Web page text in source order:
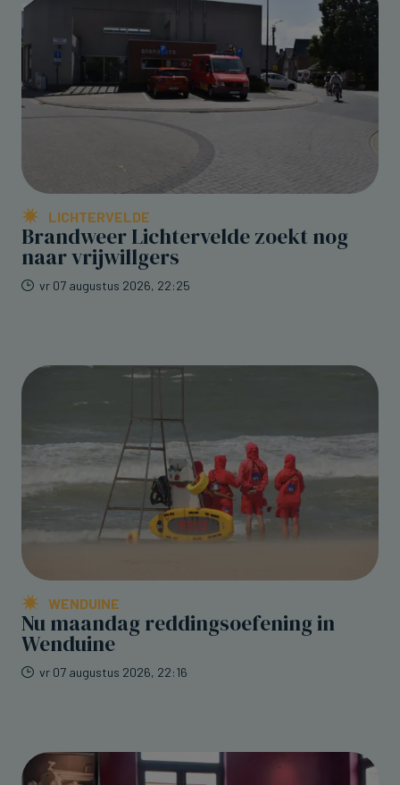
LICHTERVELDE
Brandweer Lichtervelde zoekt nog
naar vrijwillgers
vr 07 augustus 2026, 22:25
WENDUINE
Nu maandag reddingsoefening in
Wenduine
vr 07 augustus 2026, 22:16